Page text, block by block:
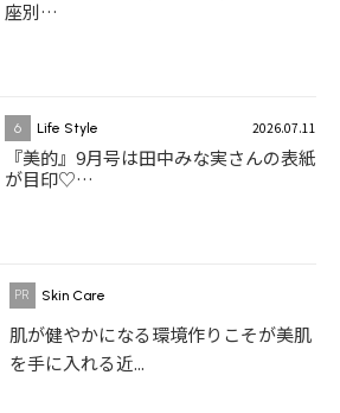
座別…
6 Life Style 2026.07.11
『美的』9月号は田中みな実さんの表紙
が目印♡…
Skin Care
肌が健やかになる環境作りこそが美肌
を手に入れる近...